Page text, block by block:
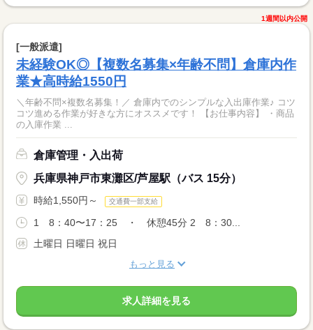
1週間以内公開
[一般派遣]
未経験OK◎【複数名募集×年齢不問】倉庫内作
業★高時給1550円
＼年齢不問×複数名募集！／ 倉庫内でのシンプルな入出庫作業♪ コツ
コツ進める作業が好きな方にオススメです！ 【お仕事内容】 ・商品
の入庫作業 ...
倉庫管理・入出荷
兵庫県神戸市東灘区/芦屋駅（バス 15分）
時給1,550円～ 交通費一部支給
1 8：40〜17：25 ・ 休憩45分 2 8：30...
土曜日 日曜日 祝日
もっと見る
求人詳細を見る